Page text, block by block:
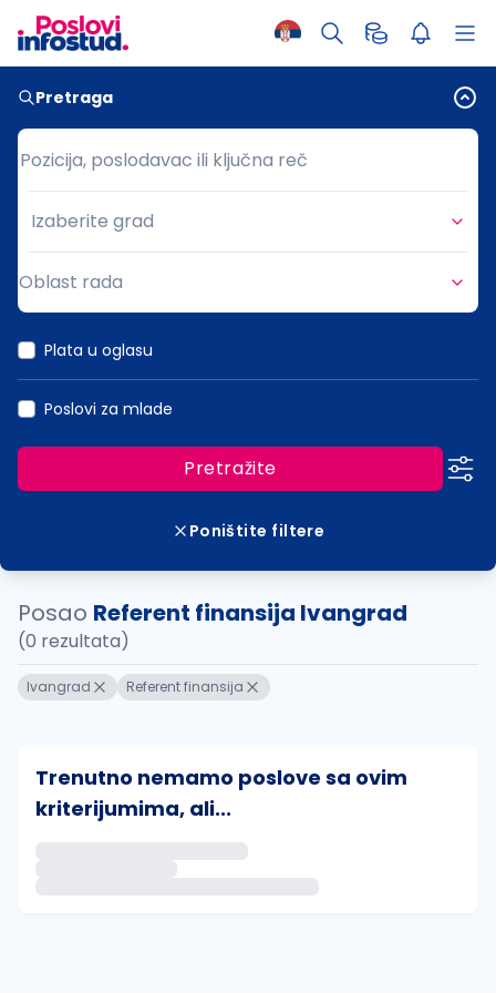
Pretraga
Pozicija, poslodavac ili ključna reč
Pozicija, poslodavac ili ključna reč
Grad
Izaberite grad
Oblast rada
Plata u oglasu
Poslovi za mlade
Pretražite
Poništite filtere
Posao Referent finansija Ivangrad
(0 rezultata)
Ivangrad Referent finansija
Trenutno nemamo poslove sa ovim
kriterijumima, ali...